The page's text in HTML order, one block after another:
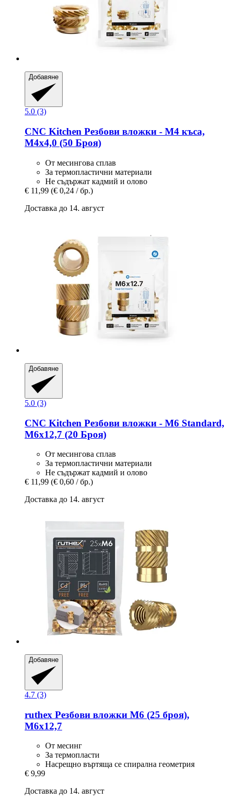
Добавяне
5.0 (3)
CNC Kitchen Резбови вложки -​ M4 къса,
M4x4,0 (50 Броя)
От месингова сплав
За термопластични материали
Не съдържат кадмий и олово
€ 11,99 (€ 0,24 / бр.)
Доставка до 14. август
Добавяне
5.0 (3)
CNC Kitchen Резбови вложки -​ M6 Standard,
M6x12,7 (20 Броя)
От месингова сплав
За термопластични материали
Не съдържат кадмий и олово
€ 11,99 (€ 0,60 / бр.)
Доставка до 14. август
Добавяне
4.7 (3)
ruthex Резбови вложки M6 (25 броя),
M6x12,7
От месинг
За термопласти
Насрещно въртяща се спирална геометрия
€ 9,99
Доставка до 14. август